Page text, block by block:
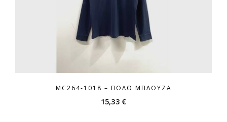
MC264-1018 – ΠΌΛΟ ΜΠΛΟΎΖΑ
15,33 €